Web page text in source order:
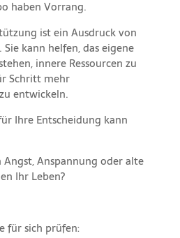
haben Vorrang.
ist ein Ausdruck von
kann helfen, das eigene
innere Ressourcen zu
Schritt mehr
entwickeln.
Ihre Entscheidung kann
Angst, Anspannung oder alte
Ihr Leben?
für sich prüfen: